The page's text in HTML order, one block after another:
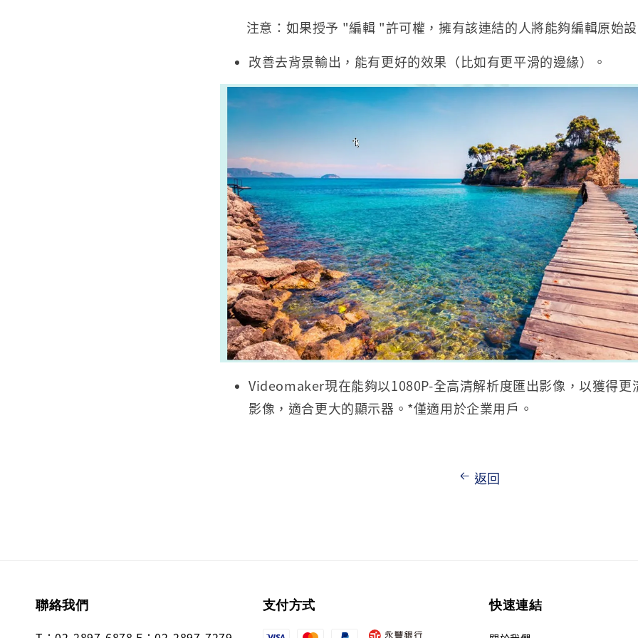
注意：如果授予 "編輯 "許可權，擁有該連結的人將能夠編輯原始
改善去背景輸出，能有更好的效果（比如有更平滑的邊緣）。
Videomaker現在能夠以1080P-全高清解析度匯出影像，以獲得更
影像，適合更大的顯示器。*僅適用於企業用戶。
返回
聯絡我們 支付方式 快速連結